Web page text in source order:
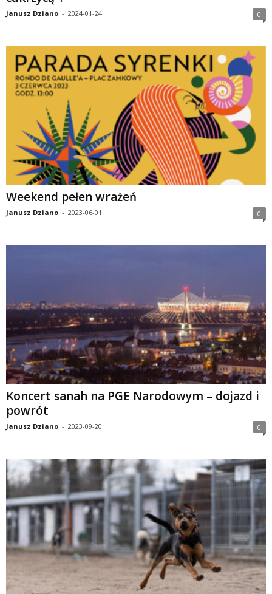
Janusz Dziano - 2024-01-24 0
Weekend pełen wrażeń
Janusz Dziano - 2023-06-01 0
Koncert sanah na PGE Narodowym – dojazd i
powrót
Janusz Dziano - 2023-09-20 0